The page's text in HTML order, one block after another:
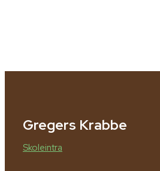
Gregers Krabbe
Skoleintra